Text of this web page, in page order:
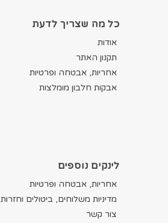
כל מה שצריך לדעת
אודות
תקנון האתר
אחריות, אבטחה ופרטיות
אבקות חלבון מומלצות
לינקים נוספים
אחריות, אבטחה ופרטיות
מדיניות משלוחים, ביטולים וחזרות
צור קשר